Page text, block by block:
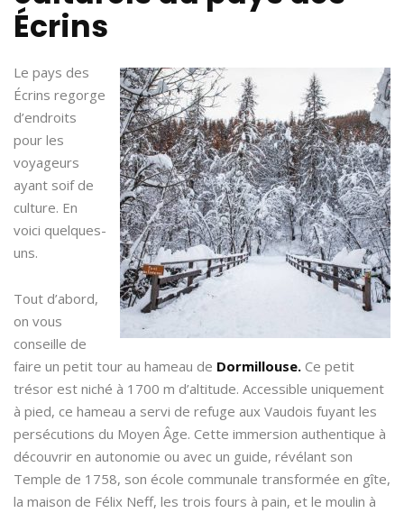
Écrins
Le pays des
Écrins regorge
d’endroits
pour les
voyageurs
ayant soif de
culture. En
voici quelques-
uns.
Tout d’abord,
on vous
conseille de
faire un petit tour au hameau de Dormillouse. Ce petit
trésor est niché à 1700 m d’altitude. Accessible uniquement
à pied, ce hameau a servi de refuge aux Vaudois fuyant les
persécutions du Moyen Âge. Cette immersion authentique à
découvrir en autonomie ou avec un guide, révélant son
Temple de 1758, son école communale transformée en gîte,
la maison de Félix Neff, les trois fours à pain, et le moulin à